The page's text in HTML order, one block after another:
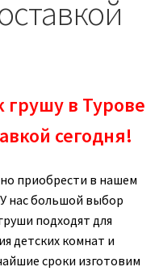
в Турове
сегодня!
приобрести в нашем
нас большой выбор
подходят для
детских комнат и
сроки изготовим